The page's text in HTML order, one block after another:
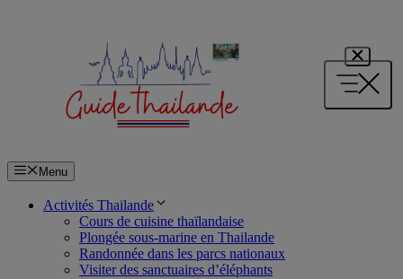
Menu
Activités Thailande
Cours de cuisine thaïlandaise
Plongée sous-marine en Thailande
Randonnée dans les parcs nationaux
Visiter des sanctuaires d’éléphants